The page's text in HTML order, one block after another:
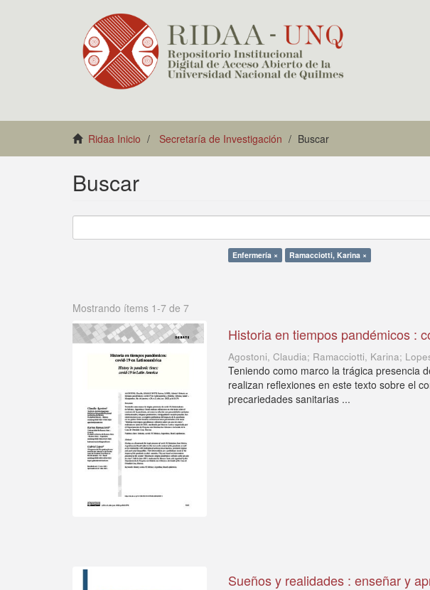
Ridaa Inicio Secretaría de Investigación Buscar
Buscar
Enfermería × Ramacciotti, Karina ×
Mostrando ítems 1-7 de 7
Historia en tiempos pandémicos :
Agostoni, Claudia; Ramacciotti, Karina;
Teniendo como marco la trágica presencia
realizan reflexiones en este texto sobre el
precariedades sanitarias ...
Sueños y realidades : enseñar y